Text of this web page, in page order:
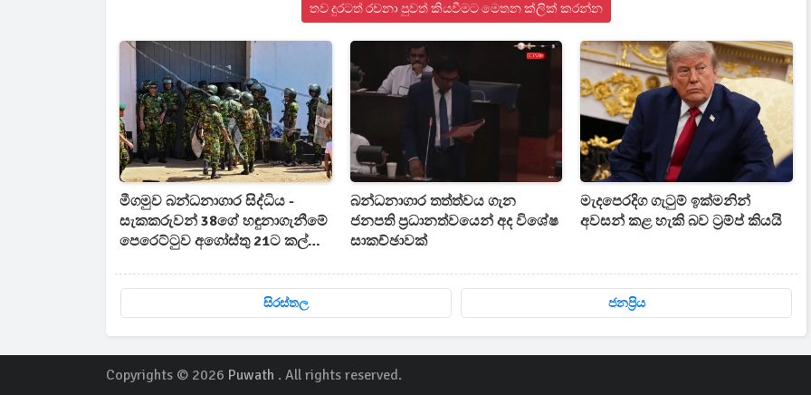
තව දුරටත් රචනා පුවත් කියවීමට මෙතන ක්ලික් කරන්න
මීගමුව බන්ධනාගාර සිද්ධිය -
සැකකරුවන් 38ගේ හඳුනාගැනීමේ
පෙරෙට්ටුව අගෝස්තු 21ට කල්
බන්ධනාගාර තත්ත්වය ගැන
ජනපති ප්‍රධානත්වයෙන් අද විශේෂ
සාකච්ඡාවක්
මැදපෙරදිග ගැටුම් ඉක්මනින්
අවසන් කළ හැකි බව ට්‍රම්ප් කියයි
සිරස්තල ජනප්‍රිය
Copyrights © 2026 Puwath . All rights reserved.